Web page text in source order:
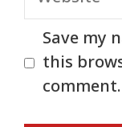
Save my
this
comment.